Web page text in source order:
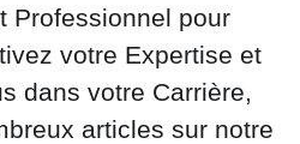
Professionnel pour
votre Expertise et
dans votre Carrière,
articles sur notre